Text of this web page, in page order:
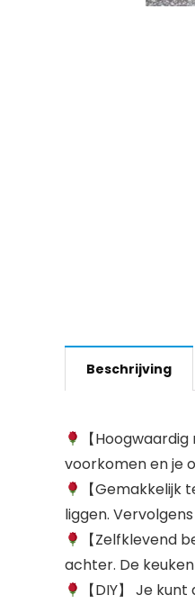
Beschrijving
【
voorkomen en je
【
liggen.
【Zelfklevend
achter. De
【DIY】 Je